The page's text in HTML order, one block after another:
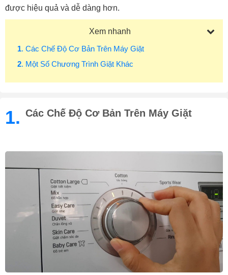
được hiệu quả và dễ dàng hơn.
Xem nhanh
1. Các Chế Độ Cơ Bản Trên Máy Giặt
2. Một Số Chương Trình Giặt Khác
1. Các Chế Độ Cơ Bản Trên Máy Giặt